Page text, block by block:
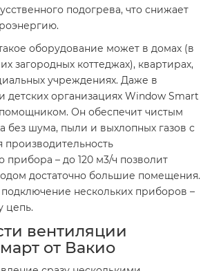
подогрева, что снижает
оборудование может в домах (в
загородных коттеджах), квартирах,
учреждениях. Даже в
детских организациях Window Smart
Он обеспечит чистым
без шума, пыли и выхлопных газов с
прибора – до 120 м3/ч позволит
достаточно большие помещения.
нескольких приборов –
цепь.
вентиляции
от Вакио